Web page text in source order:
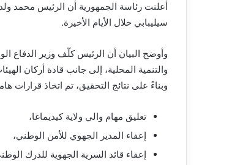
أعلنت رئاسة الجمهورية أن الرئيس محمد
سيليبابي خلال الأيام الأخيرة.
وأوضح البيان أن الرئيس كلّف وزير الدفاع
والتنمية المحلية، إلى جانب قادة أركان
وبناءً على نتائج التحقيق، تم اتخاذ قرارات
تعليق مهام والي ولاية كيديماغا،
إعفاء المدير الجهوي للأمن الوطني،
إعفاء قائد السرية الجهوية للدرك